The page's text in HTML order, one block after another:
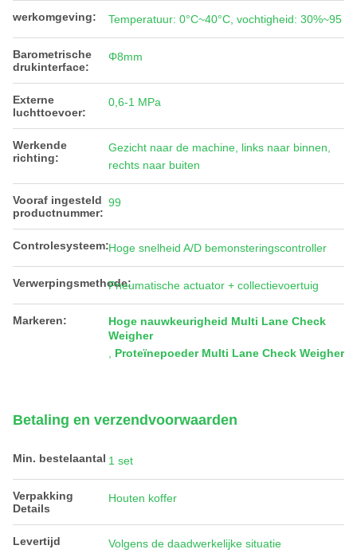
werkomgeving: Temperatuur: 0°C~40°C, vochtigheid: 30%~95
Barometrische
drukinterface:
Φ8mm
Externe
luchttoevoer:
0,6-1 MPa
Werkende
richting:
Gezicht naar de machine, links naar binnen,
rechts naar buiten
Vooraf ingesteld
productnummer:
99
Controlesysteem:Hoge snelheid A/D bemonsteringscontroller
Verwerpingsmethode:Pneumatische actuator + collectievoertuig
Markeren:
Hoge nauwkeurigheid Multi Lane Check
Weigher
Proteïnepoeder Multi Lane Check Weigher
Betaling en verzendvoorwaarden
Min. bestelaantal 1 set
Verpakking
Details
Houten koffer
Levertijd Volgens de daadwerkelijke situatie